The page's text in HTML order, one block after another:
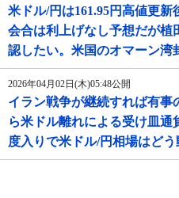
米ドル/円は161.95円高値更
会合は利上げなし予想だが植
認したい。米国のオマーン
2026年04月02日(木)05:48公開
イラン戦争が継続すれば有
ら米ドル離れによる受け皿
度入りで米ドル/円相場はどう